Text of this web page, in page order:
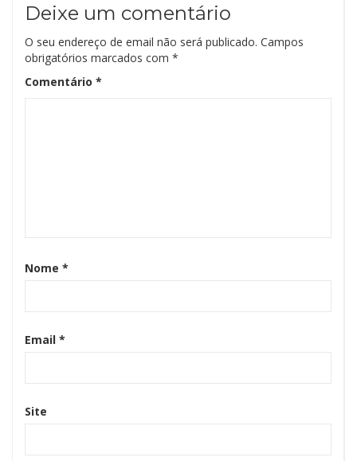
Deixe um comentário
O seu endereço de email não será publicado. Campos
obrigatórios marcados com *
Comentário *
Nome *
Email *
Site